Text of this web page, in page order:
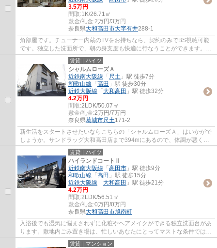
3.5万円
間取:1K/26.71㎡
敷金/礼金:2万円/3万円
奈良県大和高田市大字有井288-1
角部屋です。チューナー内蔵のTVをお持ちなら、契約のみでBS視聴可能
です。独立した洗面所で、朝の身支度も快適に行なうことができます。近
鉄大阪線大和高田周辺の賃貸情報のことなら...
賃貸｜ハイツ
シャルムローズＡ
近鉄南大阪線 「 尺土 」駅 徒歩7分
和歌山線 「 高田 」駅 徒歩30分
近鉄大阪線 「 大和高田 」駅 徒歩32分
4.2万円
間取:2LDK/50.07㎡
敷金/礼金:2万円/7万円
奈良県葛城市尺土171-2
新生活をスタートさせたいならこちらの「シャルムローズＡ」はいかがで
しょうか。サンドラッグ大和高田店まで394mにあるので、体調が悪くな
っても安心。葛城市エリアの近鉄南大阪線尺...
賃貸｜ハイツ
ハイランドコートⅡ
近鉄南大阪線 「 高田市 」駅 徒歩9分
和歌山線 「 高田 」駅 徒歩15分
近鉄大阪線 「 大和高田 」駅 徒歩21分
4.2万円
間取:2LDK/56.51㎡
敷金/礼金:0万円/0万円
奈良県大和高田市旭南町
入浴後でも湿気に悩まされずに化粧やヘアメイクができる独立洗面台があ
ります。敷地内ごみ置き場は、忙しいあなたにとってマストな条件ではな
いでしょうか。バスルームとトイレが分か...
賃貸｜マンション